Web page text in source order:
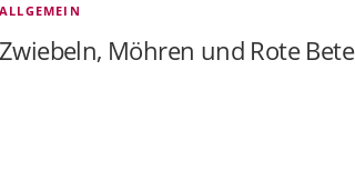
ALLGEMEIN
Zwiebeln, Möhren und Rote Bete